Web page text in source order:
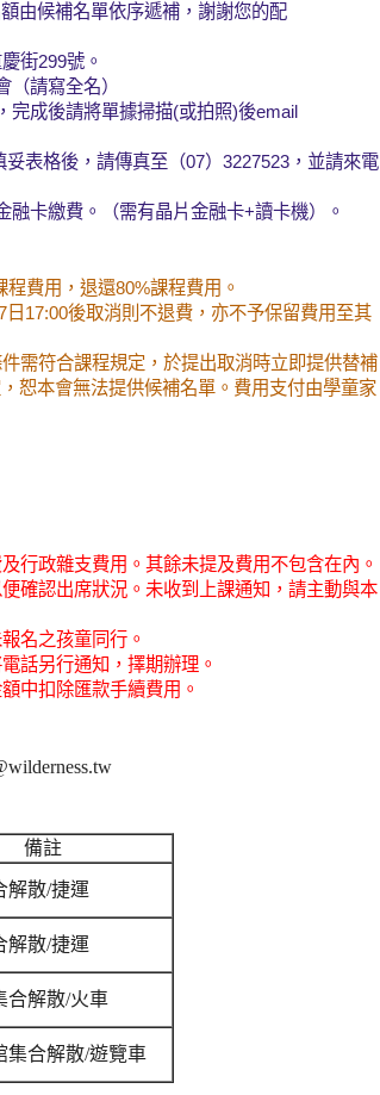
由候補名單依序遞補，謝謝您的配
街299號。
請寫全名）
完成後請將單據掃描(或拍照)後email
妥表格後，請傳真至（07）3227523，並請來電
融卡繳費。（需有晶片金融卡+讀卡機）。
費用，退還80%課程費用。
17:00後取消則不退費，亦不予保留費用至其
需符合課程規定，於提出取消時立即提供替補
恕本會無法提供候補名單。費用支付由學童家
行政雜支費用。其餘未提及費用不包含在內。
確認出席狀況。未收到上課通知，請主動與本
名之孩童同行。
話另行通知，擇期辦理。
中扣除匯款手續費用。
備註
解散/捷運
解散/捷運
合解散/火車
集合解散/遊覽車